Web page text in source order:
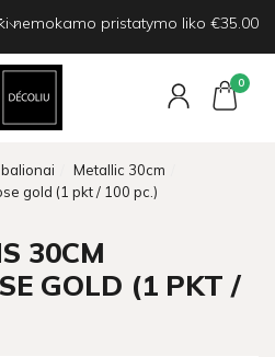
nemokamo pristatymo liko €35.00
0
balionai
Metallic 30cm
gold (1 pkt / 100 pc.)
30CM
GOLD (1 PKT /